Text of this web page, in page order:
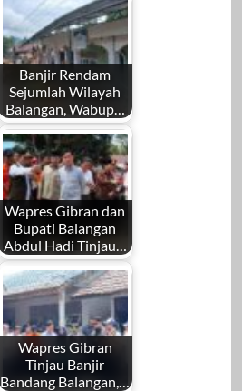
Banjir Rendam
Sejumlah Wilayah
Balangan, Wabup…
Wapres Gibran dan
Bupati Balangan
Abdul Hadi Tinjau…
Wapres Gibran
Tinjau Banjir
Bandang Balangan,…